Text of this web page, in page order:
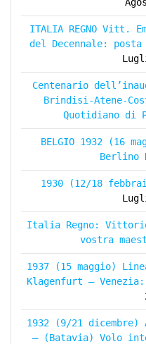
ITALIA REGNO Vitt.
del Decennale:
Centenario
Brindisi-Atene-
Quotidiano di
BELGIO 1932 (16
Berlino
1930 (12/18
Italia Regno:
vostra
1937 (15 maggio)
Klagenfurt – Venezia:
1932 (9/21 dicembre)
– (Batavia) Volo